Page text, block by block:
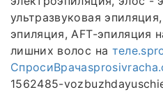
ультразвуковая
эпиляция, AFT-эпиляция
лишних волос на
1562485-